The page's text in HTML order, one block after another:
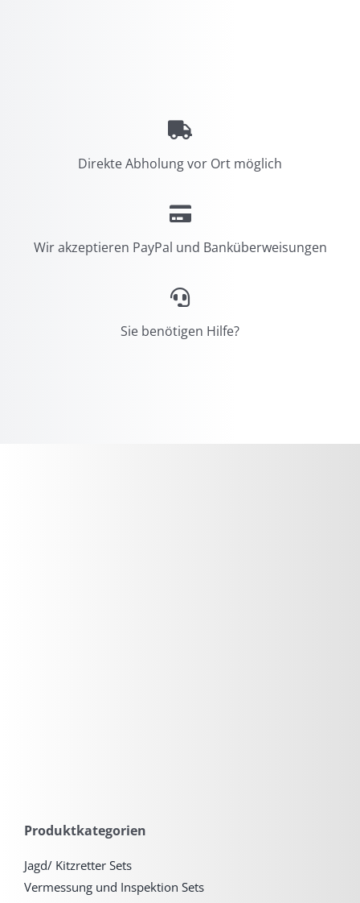
Direkte Abholung vor Ort möglich
Wir akzeptieren PayPal und Banküberweisungen
Sie benötigen Hilfe?
Produktkategorien
Jagd/ Kitzretter Sets
Vermessung und Inspektion Sets